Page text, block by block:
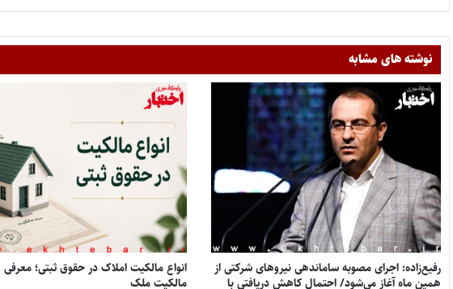
نوشته های مشابه
رفیع‌زاده: اجرای مصوبه ساماندهی نیروهای شرکتی از
همین ماه آغاز می‌شود/ احتمال کاهش دریافتی با
مالکیت ملک